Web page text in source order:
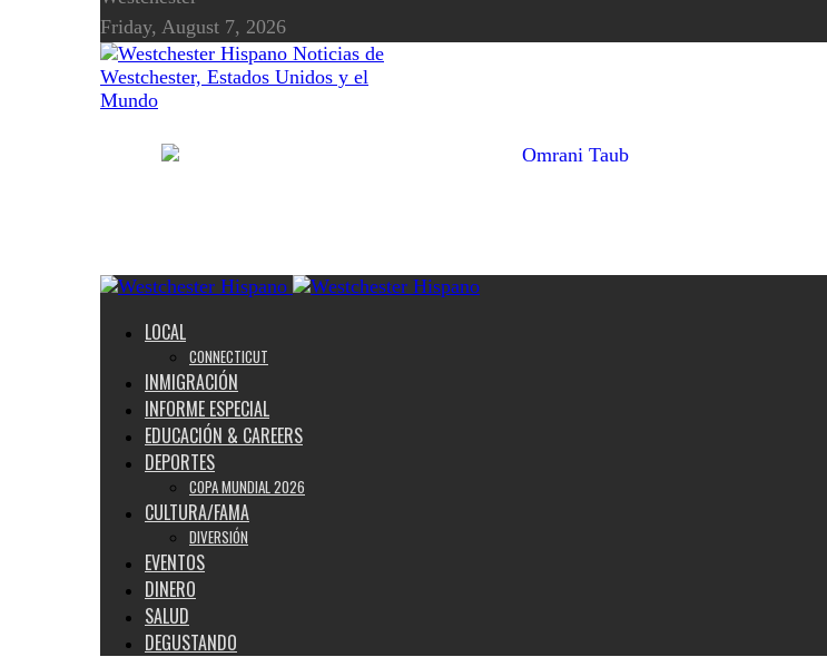
Friday, August 7, 2026
Noticias de
Westchester, Estados Unidos y el
Mundo
LOCAL
CONNECTICUT
INMIGRACIÓN
INFORME ESPECIAL
EDUCACIÓN & CAREERS
DEPORTES
COPA MUNDIAL 2026
CULTURA/FAMA
DIVERSIÓN
EVENTOS
DINERO
SALUD
DEGUSTANDO